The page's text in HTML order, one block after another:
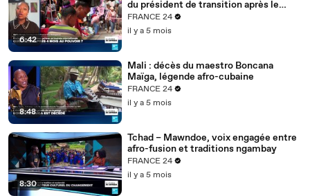
6:42
du président de transition après le
putsch
FRANCE 24
il y a 5 mois
8:48
Mali : décès du maestro Boncana
Maïga, légende afro-cubaine
FRANCE 24
il y a 5 mois
8:30
Tchad – Mawndoe, voix engagée entre
afro-fusion et traditions ngambay
FRANCE 24
il y a 5 mois